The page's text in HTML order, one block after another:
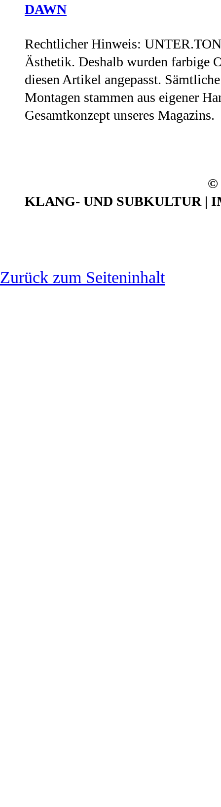
DAWN
Rechtlicher Hinweis:
Ästhetik. Deshalb wurden farbige
diesen Artikel angepasst.
Montagen stammen aus eigener
Gesamtkonzept unseres Magazins.
©
KLANG- UND SUBKULTUR |
Zurück zum Seiteninhalt